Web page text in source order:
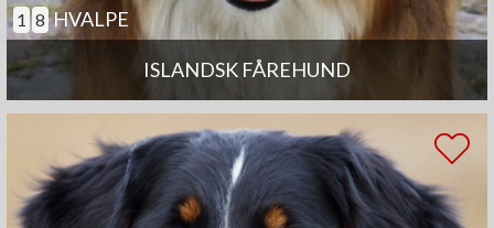
ISLANDSK FÅREHUND
1 8 HVALPE